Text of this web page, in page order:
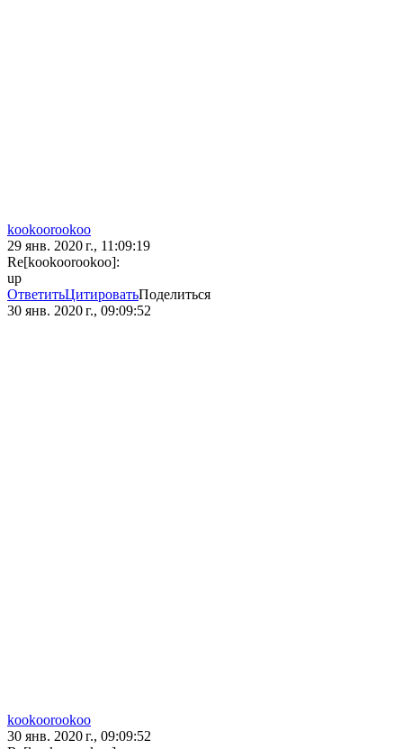
kookoorookoo
29 янв. 2020 г., 11:09:19
Re[kookoorookoo]:
up
ОтветитьЦитироватьПоделиться
30 янв. 2020 г., 09:09:52
kookoorookoo
30 янв. 2020 г., 09:09:52